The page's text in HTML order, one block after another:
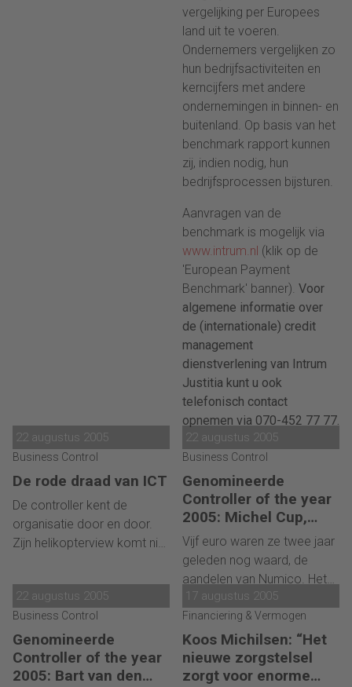
vergelijking per Europees
land uit te voeren.
Ondernemers vergelijken zo
hun bedrijfsactiviteiten en
kerncijfers met andere
ondernemingen in binnen- en
buitenland. Op basis van het
benchmark rapport kunnen
zij, indien nodig, hun
bedrijfsprocessen bijsturen.
Aanvragen van de
benchmark is mogelijk via
www.intrum.nl (klik op de
'European Payment
Benchmark' banner). Voor
algemene informatie over
de (internationale) credit
management
dienstverlening van Intrum
Justitia kunt u ook
telefonisch contact
opnemen via 070-452 77 77.
22 augustus 2005
Business Control
De rode draad van ICT
De controller kent de
organisatie door en door.
Zijn helikopterview komt niet
bij het optimaal gebruik en
de implementatie van ICT.
Zo weet Aard Schrauwen,
controller bij Levens Group.
22 augustus 2005
Business Control
Genomineerde
Controller of the year
2005: Michel Cup,
Numico
Vijf euro waren ze twee jaar
geleden nog waard, de
aandelen van Numico. Het
voedingsbedrijf met 's
werelds jongste én oudste
consumenten, had in de
jaren ervoor
'basisverbreding' als motto
22 augustus 2005
Business Control
Genomineerde
Controller of the year
2005: Bart van den
17 augustus 2005
Financiering & Vermogen
Koos Michilsen: “Het
nieuwe zorgstelsel
zorgt voor enorme